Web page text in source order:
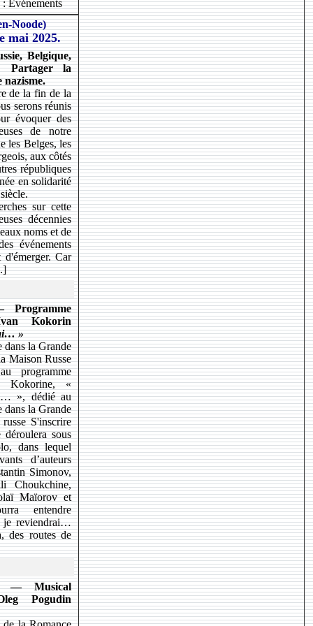
: Evénements
Noode)
mai 2025.
Belgique,
Partager la
nazisme.
de la fin de la
serons réunis
évoquer des
de notre
les Belges, les
aux côtés
républiques
en solidarité
sur cette
décennies
noms et de
événements
d'émerger. Car
Kokorin
»
dans la Grande
Maison Russe
programme
Kokorine, «
», dédié au
dans la Grande
S'inscrire
sous
dans lequel
d’auteurs
Simonov,
Choukchine,
Maïorov et
entendre
je reviendrai…
des routes de
— Musical
Pogudin